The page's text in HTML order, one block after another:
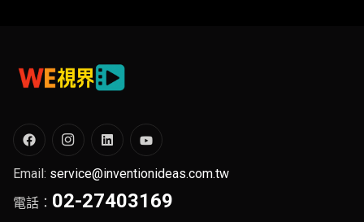
Email: service@inventionideas.com.tw
電話： 02-27403169